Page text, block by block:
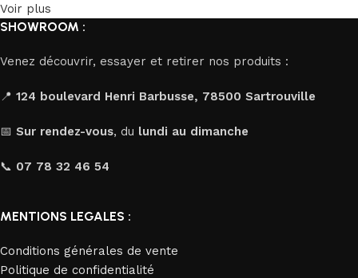
Voir plus
SHOWROOM :
Venez découvrir, essayer et retirer nos produits :
📍 124 boulevard Henri Barbusse, 78500 Sartrouville
📅 Sur rendez-vous, du lundi au dimanche
📞 07 78 32 46 54
MENTIONS LEGALES :
Conditions générales de vente
Politique de confidentialité